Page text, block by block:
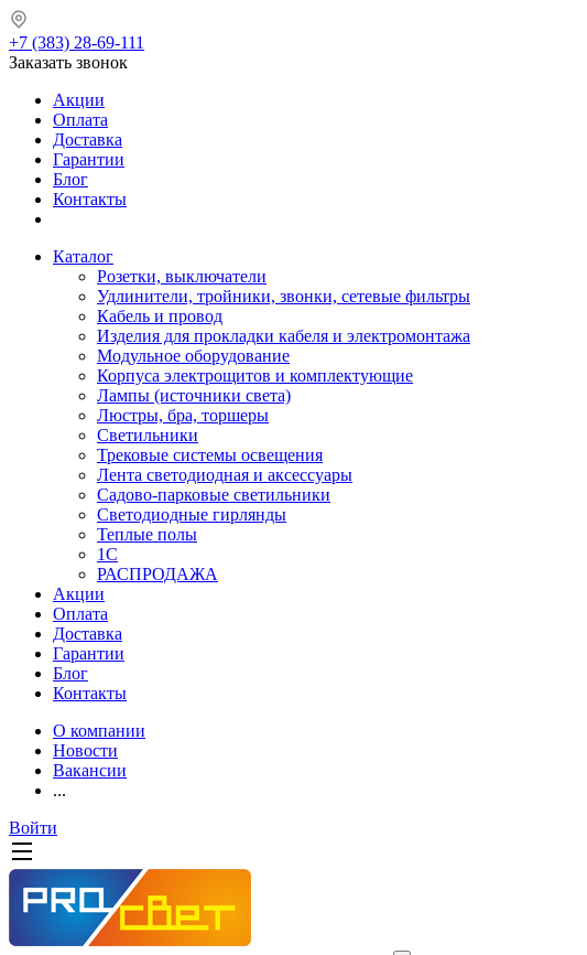
+7 (383) 28-69-111
Заказать звонок
Акции
Оплата
Доставка
Гарантии
Блог
Контакты
Каталог
Розетки, выключатели
Удлинители, тройники, звонки, сетевые фильтры
Кабель и провод
Изделия для прокладки кабеля и электромонтажа
Модульное оборудование
Корпуса электрощитов и комплектующие
Лампы (источники света)
Люстры, бра, торшеры
Светильники
Трековые системы освещения
Лента светодиодная и аксессуары
Садово-парковые светильники
Светодиодные гирлянды
Теплые полы
1С
РАСПРОДАЖА
Акции
Оплата
Доставка
Гарантии
Блог
Контакты
О компании
Новости
Вакансии
...
Войти